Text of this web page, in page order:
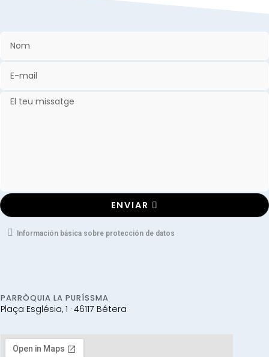
ENVIAR
Información básica sobre protección de datos
PARRÒQUIA LA PURÍSSMA
Plaça Església, 1 · 46117 Bétera